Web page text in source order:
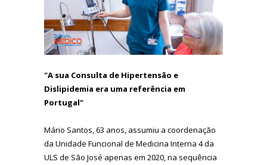
"A sua Consulta de Hipertensão e
Dislipidemia era uma referência em
Portugal"
Mário Santos, 63 anos, assumiu a coordenação
da Unidade Funcional de Medicina Interna 4 da
ULS de São José apenas em 2020, na sequência